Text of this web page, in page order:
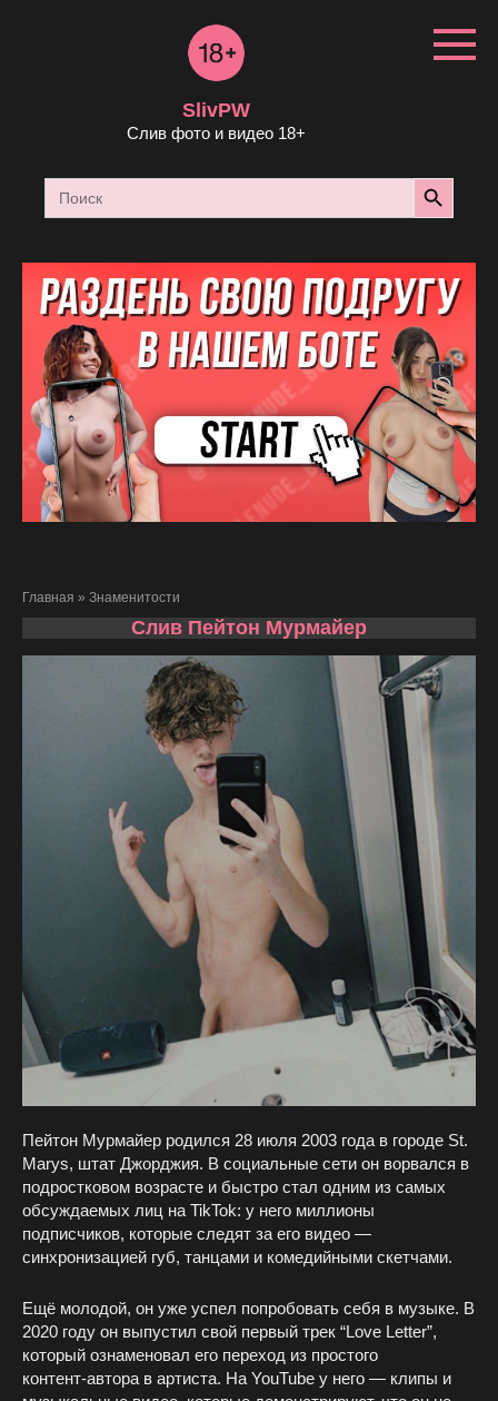
SlivPW
Слив фото и видео 18+
Search
for:
Search Button
Главная » Знаменитости
Слив Пейтон Мурмайер
Пейтон Мурмайер родился 28 июля 2003 года в городе St.
Marys, штат Джорджия. В социальные сети он ворвался в
подростковом возрасте и быстро стал одним из самых
обсуждаемых лиц на TikTok: у него миллионы
подписчиков, которые следят за его видео —
синхронизацией губ, танцами и комедийными скетчами.
Ещё молодой, он уже успел попробовать себя в музыке. В
2020 году он выпустил свой первый трек “Love Letter”,
который ознаменовал его переход из простого
контент‑автора в артиста. На YouTube у него — клипы и